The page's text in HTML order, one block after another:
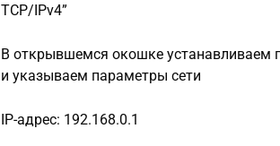
TCP/IPv4”
В открывшемся окошке устанавливаем
и указываем параметры сети
IP-адрес: 192.168.0.1